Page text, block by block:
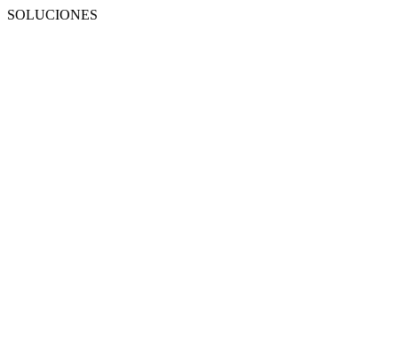
SOLUCIONES